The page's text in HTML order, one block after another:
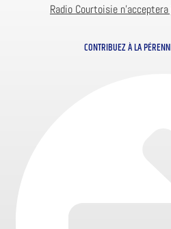
Radio Courtoisie
CONTRIBUEZ À LA